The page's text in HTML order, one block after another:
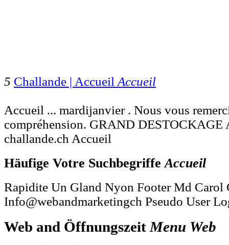
5 Challande | Accueil Accueil
Accueil ... mardijanvier . Nous vous
compréhension. GRAND
challande.ch Accueil
Häufige Votre SuchbegriffeAccueil
Rapidite Un Gland Nyon Footer Md Carol
Info@webandmarketingch Pseudo User
Web and ÖffnungszeitMenu Web